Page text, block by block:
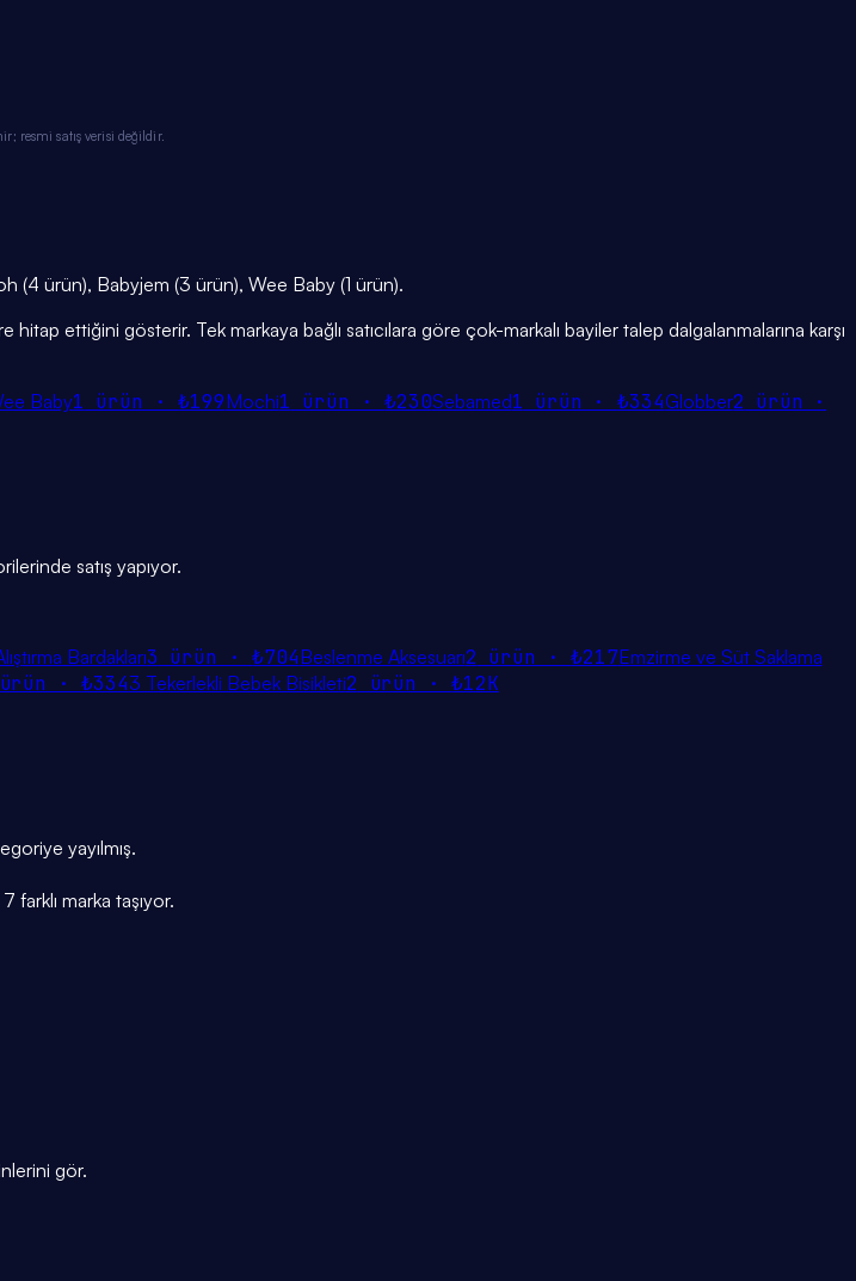
resmi satış verisi değildir.
(4 ürün), Babyjem (3 ürün), Wee Baby (1 ürün).
hitap ettiğini gösterir. Tek markaya bağlı satıcılara göre çok-markalı bayiler talep dalgalanmalarına karşı
Baby1 ürün ·₺199Mochi1 ürün ·₺230Sebamed1 ürün ·₺334Globber2 ürün ·
satış yapıyor.
Bardakları3 ürün ·₺704Beslenme Aksesuarı2 ürün ·₺217Emzirme ve Süt Saklama
ürün ·₺3343 Tekerlekli Bebek Bisikleti2 ürün ·₺12K
yayılmış.
marka taşıyor.
gör.